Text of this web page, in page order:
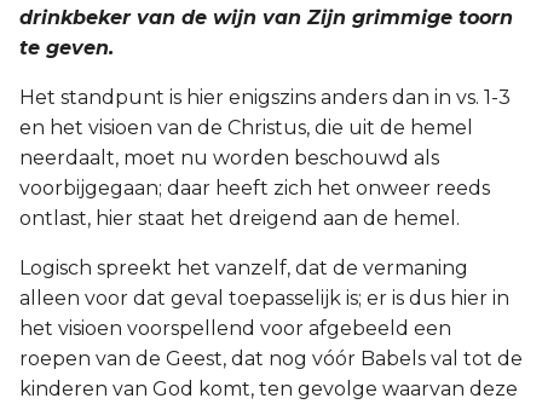
drinkbeker van de wijn van Zijn grimmige toorn
te geven.
Het standpunt is hier enigszins anders dan in vs. 1-3
en het visioen van de Christus, die uit de hemel
neerdaalt, moet nu worden beschouwd als
voorbijgegaan; daar heeft zich het onweer reeds
ontlast, hier staat het dreigend aan de hemel.
Logisch spreekt het vanzelf, dat de vermaning
alleen voor dat geval toepasselijk is; er is dus hier in
het visioen voorspellend voor afgebeeld een
roepen van de Geest, dat nog vóór Babels val tot de
kinderen van God komt, ten gevolge waarvan deze